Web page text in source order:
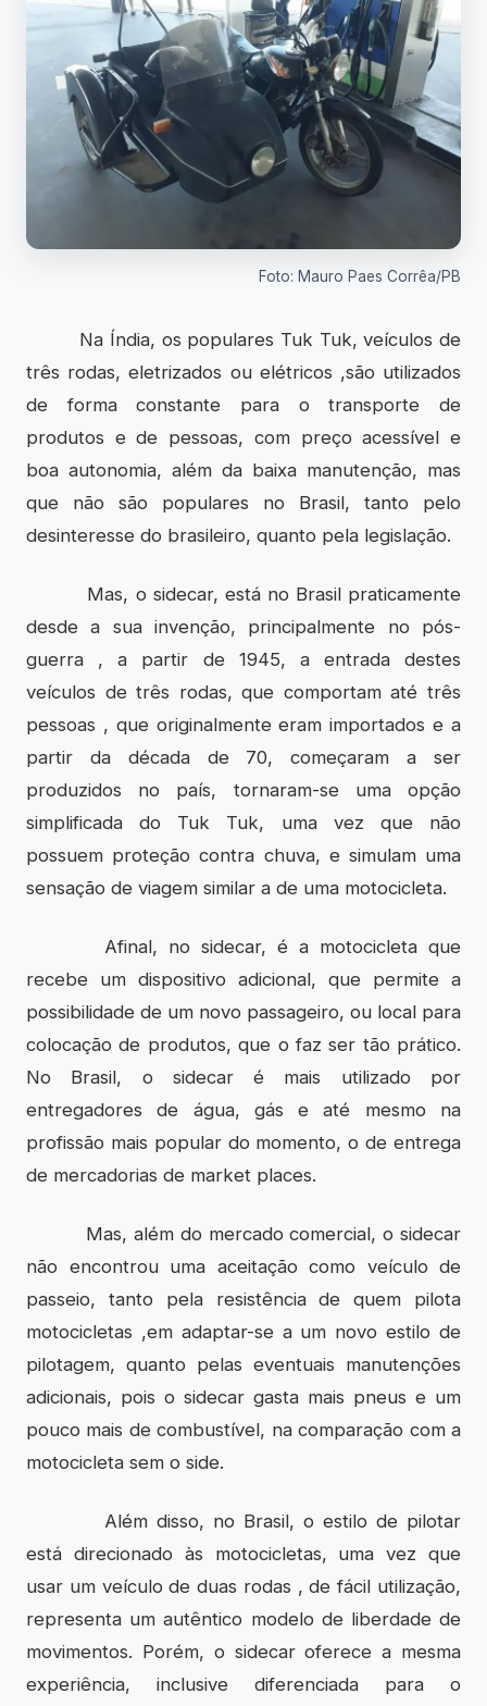
Foto: Mauro Paes Corrêa/PB
Na Índia, os populares Tuk Tuk, veículos de
três rodas, eletrizados ou elétricos ,são utilizados
de forma constante para o transporte de
produtos e de pessoas, com preço acessível e
boa autonomia, além da baixa manutenção, mas
que não são populares no Brasil, tanto pelo
desinteresse do brasileiro, quanto pela legislação.
Mas, o sidecar, está no Brasil praticamente
desde a sua invenção, principalmente no pós-
guerra , a partir de 1945, a entrada destes
veículos de três rodas, que comportam até três
pessoas , que originalmente eram importados e a
partir da década de 70, começaram a ser
produzidos no país, tornaram-se uma opção
simplificada do Tuk Tuk, uma vez que não
possuem proteção contra chuva, e simulam uma
sensação de viagem similar a de uma motocicleta.
Afinal, no sidecar, é a motocicleta que
recebe um dispositivo adicional, que permite a
possibilidade de um novo passageiro, ou local para
colocação de produtos, que o faz ser tão prático.
No Brasil, o sidecar é mais utilizado por
entregadores de água, gás e até mesmo na
profissão mais popular do momento, o de entrega
de mercadorias de market places.
Mas, além do mercado comercial, o sidecar
não encontrou uma aceitação como veículo de
passeio, tanto pela resistência de quem pilota
motocicletas ,em adaptar-se a um novo estilo de
pilotagem, quanto pelas eventuais manutenções
adicionais, pois o sidecar gasta mais pneus e um
pouco mais de combustível, na comparação com a
motocicleta sem o side.
Além disso, no Brasil, o estilo de pilotar
está direcionado às motocicletas, uma vez que
usar um veículo de duas rodas , de fácil utilização,
representa um autêntico modelo de liberdade de
movimentos. Porém, o sidecar oferece a mesma
experiência, inclusive diferenciada para o